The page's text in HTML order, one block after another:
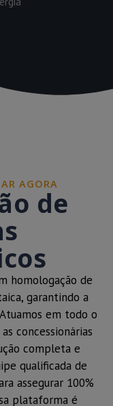
AGORA
de
homologação de
garantindo a
em todo o
concessionárias
completa e
qualificada de
assegurar 100%
plataforma é